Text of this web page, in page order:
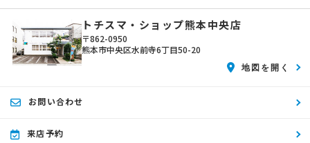
トチスマ・ショップ熊本中央店
〒862-0950
熊本市中央区水前寺6丁目50-20
地図を開く
お問い合わせ
来店予約